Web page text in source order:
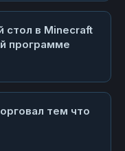
стол в Minecraft
программе
тем что